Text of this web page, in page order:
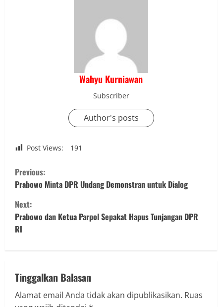
Wahyu Kurniawan
Subscriber
Author's posts
Post Views: 191
C
o
n
t
n
u
Previous:
Prabowo Minta DPR Undang Demonstran untuk Dialog
Next:
Prabowo dan Ketua Parpol Sepakat Hapus Tunjangan DPR
RI
Tinggalkan Balasan
Alamat email Anda tidak akan dipublikasikan. Ruas